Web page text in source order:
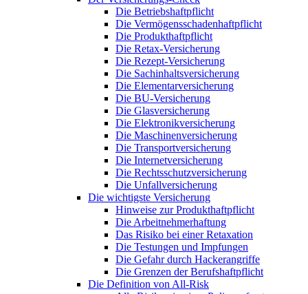
Die Betriebshaftpflicht
Die Vermögensschadenhaftpflicht
Die Produkthaftpflicht
Die Retax-Versicherung
Die Rezept-Versicherung
Die Sachinhaltsversicherung
Die Elementarversicherung
Die BU-Versicherung
Die Glasversicherung
Die Elektronikversicherung
Die Maschinenversicherung
Die Transportversicherung
Die Internetversicherung
Die Rechtsschutzversicherung
Die Unfallversicherung
Die wichtigste Versicherung
Hinweise zur Produkthaftpflicht
Die Arbeitnehmerhaftung
Das Risiko bei einer Retaxation
Die Testungen und Impfungen
Die Gefahr durch Hackerangriffe
Die Grenzen der Berufshaftpflicht
Die Definition von All-Risk